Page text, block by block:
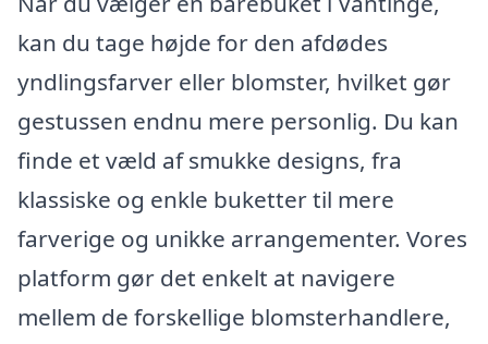
kan du tage højde for den afdødes
yndlingsfarver eller blomster, hvilket gør
gestussen endnu mere personlig. Du kan
finde et væld af smukke designs, fra
klassiske og enkle buketter til mere
farverige og unikke arrangementer. Vores
platform gør det enkelt at navigere
mellem de forskellige blomsterhandlere,